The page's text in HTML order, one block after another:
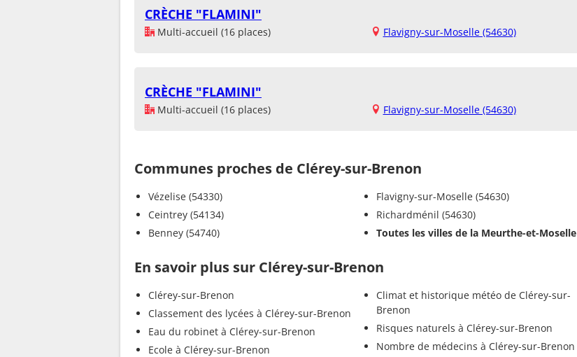
CRÈCHE "FLAMINI"
Multi-accueil (16 places) Flavigny-sur-Moselle (54630)
CRÈCHE "FLAMINI"
Multi-accueil (16 places) Flavigny-sur-Moselle (54630)
Communes proches de Clérey-sur-Brenon
Vézelise (54330)
Ceintrey (54134)
Benney (54740)
Flavigny-sur-Moselle (54630)
Richardménil (54630)
Toutes les villes de la Meurthe-et-Moselle
En savoir plus sur Clérey-sur-Brenon
Clérey-sur-Brenon
Classement des lycées à Clérey-sur-Brenon
Eau du robinet à Clérey-sur-Brenon
Ecole à Clérey-sur-Brenon
Climat et historique météo de Clérey-sur-
Brenon
Risques naturels à Clérey-sur-Brenon
Nombre de médecins à Clérey-sur-Brenon